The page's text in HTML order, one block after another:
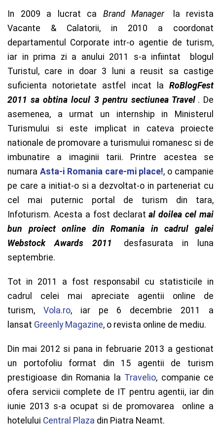
In 2009 a lucrat ca Brand Manager
la revista
Vacante & Calatorii, in 2010 a coordonat
departamentul Corporate intr-o agentie de turism,
iar in prima zi a anului 2011 s-a infiintat blogul
Turistul, care in doar 3 luni a reusit sa castige
suficienta notorietate astfel incat la RoBlogFest
2011 sa obtina locul 3 pentru sectiunea Travel . De
asemenea, a urmat un internship in Ministerul
Turismului si este implicat in cateva proiecte
nationale de promovare a turismului romanesc si de
imbunatire a imaginii tarii. Printre acestea se
numara Asta-i Romania care-mi place!, o campanie
pe care a initiat-o si a dezvoltat-o in parteneriat cu
cel mai puternic portal de turism din tara,
Infoturism. Acesta a fost declaratal doilea cel mai
bun proiect online din Romania in cadrul galei
Webstock Awards 2011
desfasurata in luna
septembrie.
Tot in 2011 a fost responsabil cu statisticile in
cadrul celei mai apreciate agentii online de
turism, Vola.ro, iar pe 6 decembrie 2011 a
lansat Greenly Magazine, o revista online de mediu.
Din mai 2012 si pana in februarie 2013 a gestionat
un portofoliu format din 15 agentii de turism
prestigioase din Romania la Travelio, companie ce
ofera servicii complete de IT pentru agentii, iar din
iunie 2013 s-a ocupat si de promovarea online a
hotelului Central Plaza din Piatra Neamt.